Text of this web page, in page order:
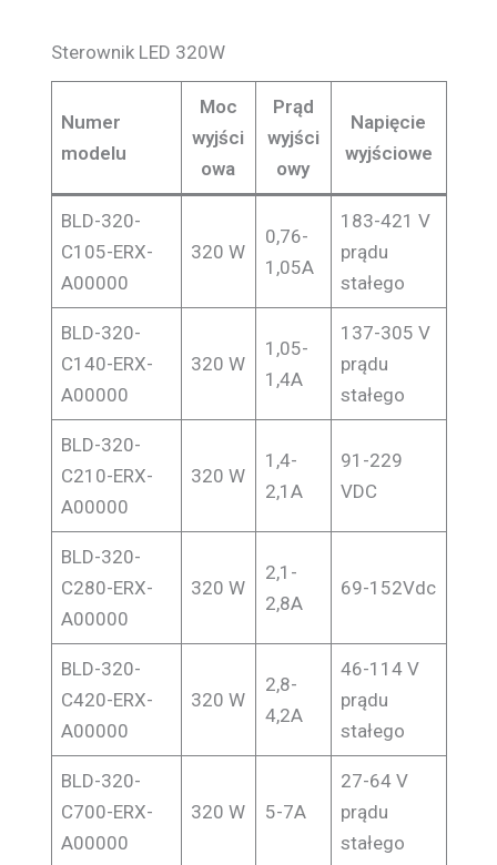
Sterownik LED 320W
Numer
modelu
Moc
wyjści
owa
Prąd
wyjści
owy
Napięcie
wyjściowe
BLD-320-
C105-ERX-
A00000
320 W
0,76-
1,05A
183-421 V
prądu
stałego
BLD-320-
C140-ERX-
A00000
320 W
1,05-
1,4A
137-305 V
prądu
stałego
BLD-320-
C210-ERX-
A00000
320 W
1,4-
2,1A
91-229
VDC
BLD-320-
C280-ERX-
A00000
320 W
2,1-
2,8A
69-152Vdc
BLD-320-
C420-ERX-
A00000
320 W
2,8-
4,2A
46-114 V
prądu
stałego
BLD-320-
C700-ERX-
A00000
320 W 5-7A
27-64 V
prądu
stałego